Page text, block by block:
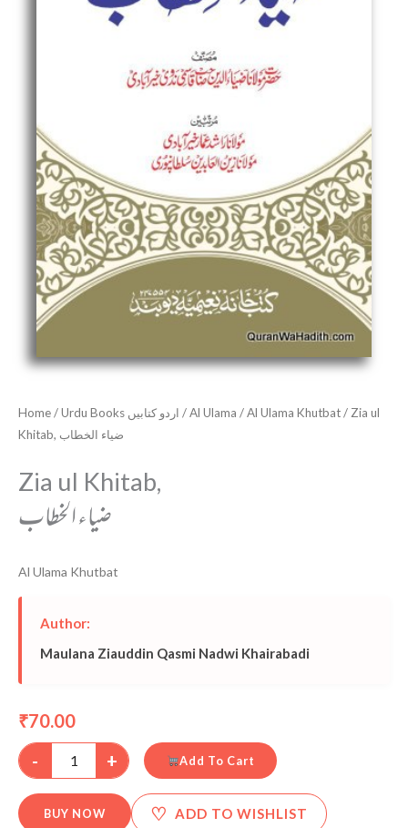
Home/ Urdu Books اردو کتابیں /Al Ulama /Al Ulama Khutbat/ Zia ul
Khitab, ضیاء الخطاب
Zia ul Khitab,
ضیاء الخطاب
Al Ulama Khutbat
Author:
Maulana Ziauddin Qasmi Nadwi Khairabadi
₹70.00
-
+ Add To Cart
BUY NOW ♡ ADD TO WISHLIST